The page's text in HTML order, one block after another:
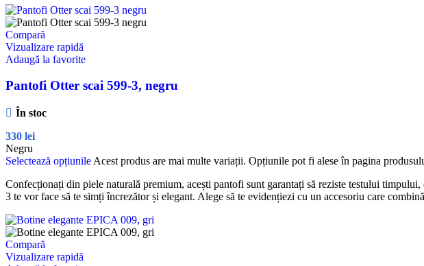
Compară
Vizualizare rapidă
Adaugă la favorite
Pantofi Otter scai 599-3, negru
În stoc
330 lei
Negru
Selectează opțiunile Acest produs are mai multe variații. Opțiunile pot fi alese în pagina
Confecționați din piele naturală premium, acești pantofi sunt garantați să reziste testului
3 te vor face să te simți încrezător și elegant. Alege să te evidențiezi cu un accesoriu care
Compară
Vizualizare rapidă